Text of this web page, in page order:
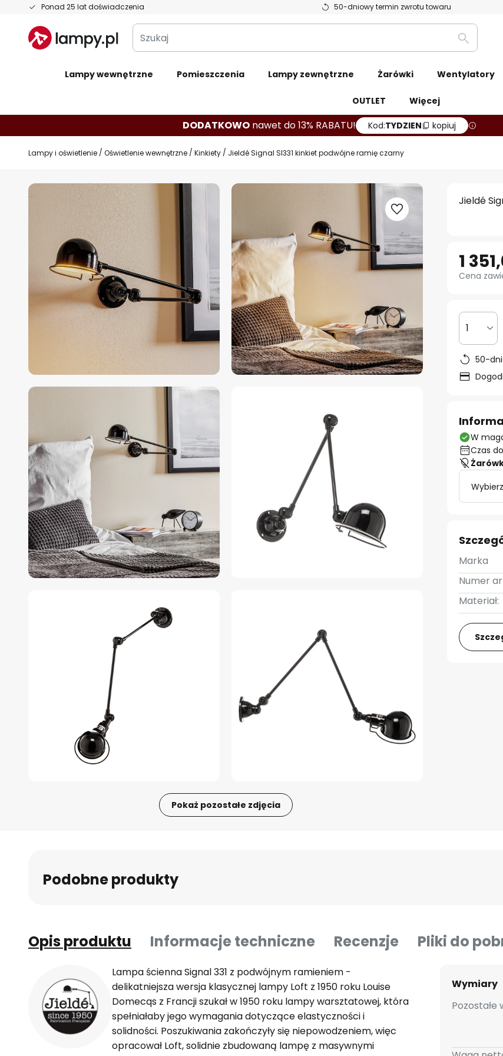
Ponad 25 lat doświadczenia 50-dniowy termin zwrotu towaru
Przejdź
treści
Szukaj
Szukaj
Lampy wewnętrzne Pomieszczenia Lampy zewnętrzne Żarówki Wentylatory
OUTLET Więcej
DODATKOWO nawet do 13% RABATU! Kod:TYDZIEN kopiuj
Lampy i oświetlenie Oświetlenie wewnętrzne Kinkiety Jieldé Signal SI331 kinkiet podwójne ramię czarny
Przejdź
na
Pokaż pozostałe zdjęcia
Jieldé
1
Cena
1
50-
W
Czas
Marka
Numer
Materiał:
Podobne produkty
Opis produktu Informacje techniczne Recenzje Pliki do
Lampa ścienna Signal 331 z podwójnym ramieniem -
delikatniejsza wersja klasycznej lampy Loft z 1950 roku Louise
Domecqs z Francji szukał w 1950 roku lampy warsztatowej, która
spełniałaby jego wymagania dotyczące elastyczności i
solidności. Poszukiwania zakończyły się niepowodzeniem, więc
opracował Loft, solidnie zbudowaną lampę z masywnymi
Wymiary
Pozostałe